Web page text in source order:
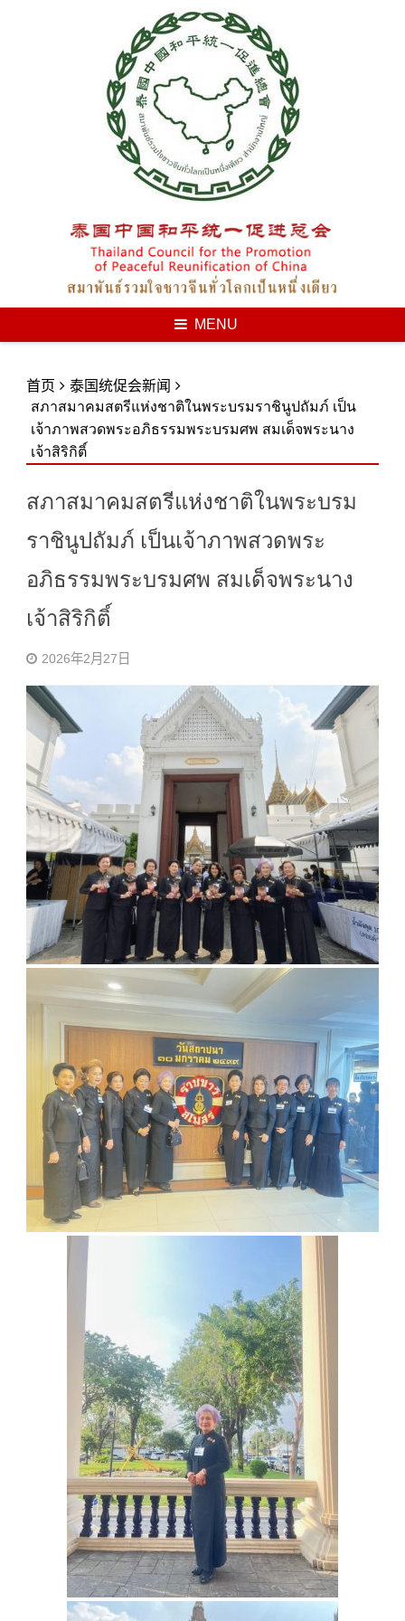
MENU
首页
泰国统促会新闻
สภาสมาคมสตรีแห่งชาติในพระบรมราชินูปถัมภ์​ เป็น
เจ้าภาพสวดพระอภิธรรมพระบรมศพ สมเด็จพระนาง
เจ้าสิริกิติ์
สภาสมาคมสตรีแห่งชาติในพระบรม
ราชินูปถัมภ์​ เป็นเจ้าภาพสวดพระ
อภิธรรมพระบรมศพ สมเด็จพระนาง
เจ้าสิริกิติ์
2026年2月27日